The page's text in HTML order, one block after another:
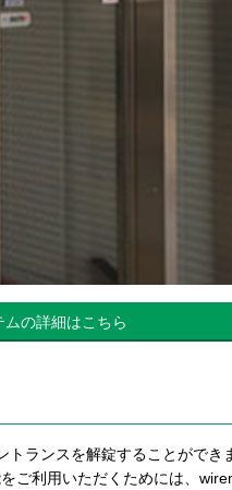
の詳細はこちら
ランスを解錠することができ
ご利用いただくためには、